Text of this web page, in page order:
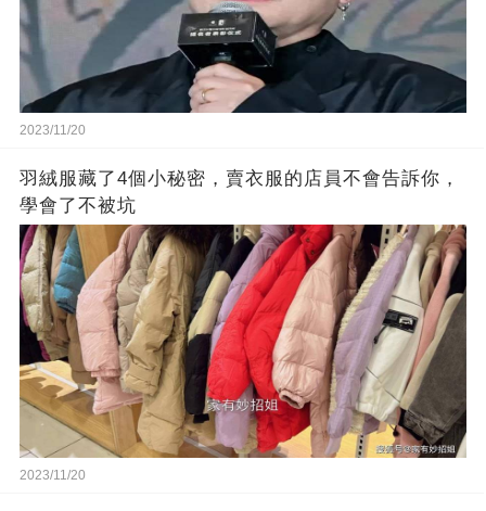
2023/11/20
羽絨服藏了4個小秘密，賣衣服的店員不會告訴你，
學會了不被坑
2023/11/20